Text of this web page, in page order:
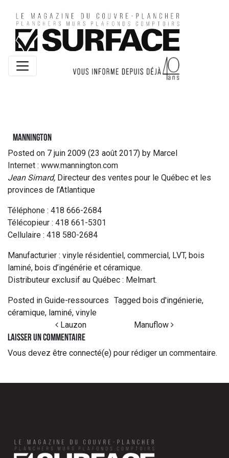
Mannington
Posted on 7 juin 2009 (23 août 2017) by Marcel
Internet : www.mannington.com
Jean Simard, Directeur des ventes pour le Québec et les
provinces de l’Atlantique
Téléphone : 418 666-2684
Télécopieur : 418 661-5301
Cellulaire : 418 580-2684
Manufacturier : vinyle résidentiel, commercial, LVT, bois
laminé, bois d’ingénérie et céramique.
Distributeur exclusif au Québec : Melmart.
Posted in Guide-ressources Tagged bois d'ingénierie,
céramique, laminé, vinyle
Post navigationLauzon Manuflow
Laisser un commentaire
Vous devez être connecté(e) pour rédiger un commentaire.